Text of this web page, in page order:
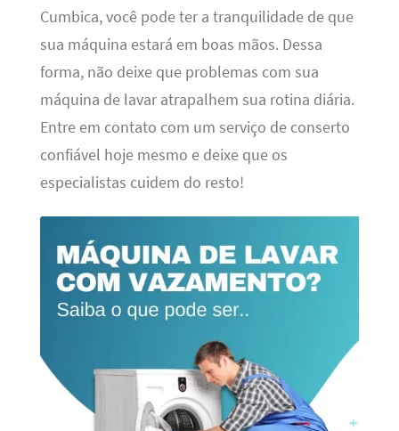
Cumbica, você pode ter a tranquilidade de que
sua máquina estará em boas mãos. Dessa
forma, não deixe que problemas com sua
máquina de lavar atrapalhem sua rotina diária.
Entre em contato com um serviço de conserto
confiável hoje mesmo e deixe que os
especialistas cuidem do resto!